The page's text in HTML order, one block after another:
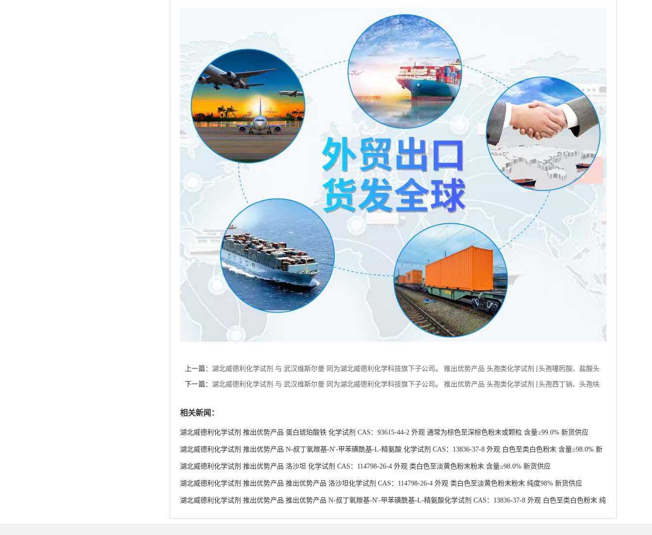
上一篇： 湖北威德利化学试剂 与 武汉维斯尔曼 同为湖北威德利化学科技旗下子公司。 推出优势产品 头孢类化学试剂 [头孢噻肟酸、盐酸头
孢卡品酯、头孢地尼、头孢羟氨苄一水物、头孢哌酮、盐酸头孢噻呋 、头孢氨苄一水物、头孢噻肟钠 ] 优惠促销 现货供应 价格优惠 质量保
障
下一篇： 湖北威德利化学试剂 与 武汉维斯尔曼 同为湖北威德利化学科技旗下子公司。 推出优势产品 头孢类化学试剂 [头孢西丁钠、头孢呋
辛酸、7-ANCA、盐酸头孢吡肟、头孢孟多酯钠、头孢哌酮钠、头孢磺啶钠、 7-APRA 、头孢曲松钠、7-AVCA ] 优惠促销 现货供应 价格优
相关新闻：
货供应
湖北威德利化学试剂 推出优势产品 洛沙坦 化学试剂 CAS：114798-26-4 外观 类白色至淡黄色粉末粉末 含量≥98.0% 新货供应
湖北威德利化学试剂 推出优势产品 推出优势产品 N-叔丁氧羰基-N'-甲苯磺酰基-L-精氨酸化学试剂 CAS：13836-37-8 外观 白色至类白色粉末 纯
度98% 新货供应
关于我们
公司动态
咨询
在线留言
技术支持
食品商务网